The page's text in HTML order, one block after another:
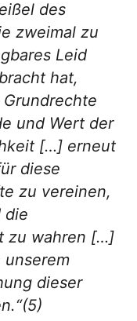
des
zweimal zu
Leid
hat,
und Wert der
[…] erneut
diese
zu vereinen,
die
zu wahren […]
unserem
dieser